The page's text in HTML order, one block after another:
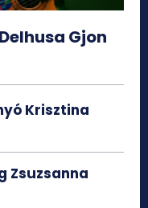
Gjon
Krisztina
Zsuzsanna